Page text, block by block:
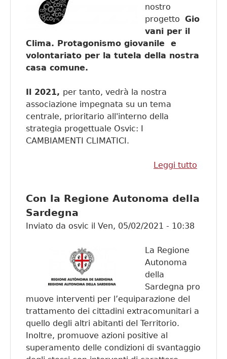
nostro
progetto Gio
vani per il
Clima. Protagonismo giovanile e
volontariato per la tutela della nostra
casa comune.
Il 2021, per tanto, vedrà la nostra
associazione impegnata su un tema
centrale, prioritario all'interno della
strategia progettuale Osvic: I
CAMBIAMENTI CLIMATICI.
Leggi tutto
Con la Regione Autonoma della
Sardegna
Inviato da osvic il Ven, 05/02/2021 - 10:38
La Regione
Autonoma
della
Sardegna pro
muove interventi per l’equiparazione del
trattamento dei cittadini extracomunitari a
quello degli altri abitanti del Territorio.
Inoltre, promuove azioni positive al
superamento delle condizioni di svantaggio